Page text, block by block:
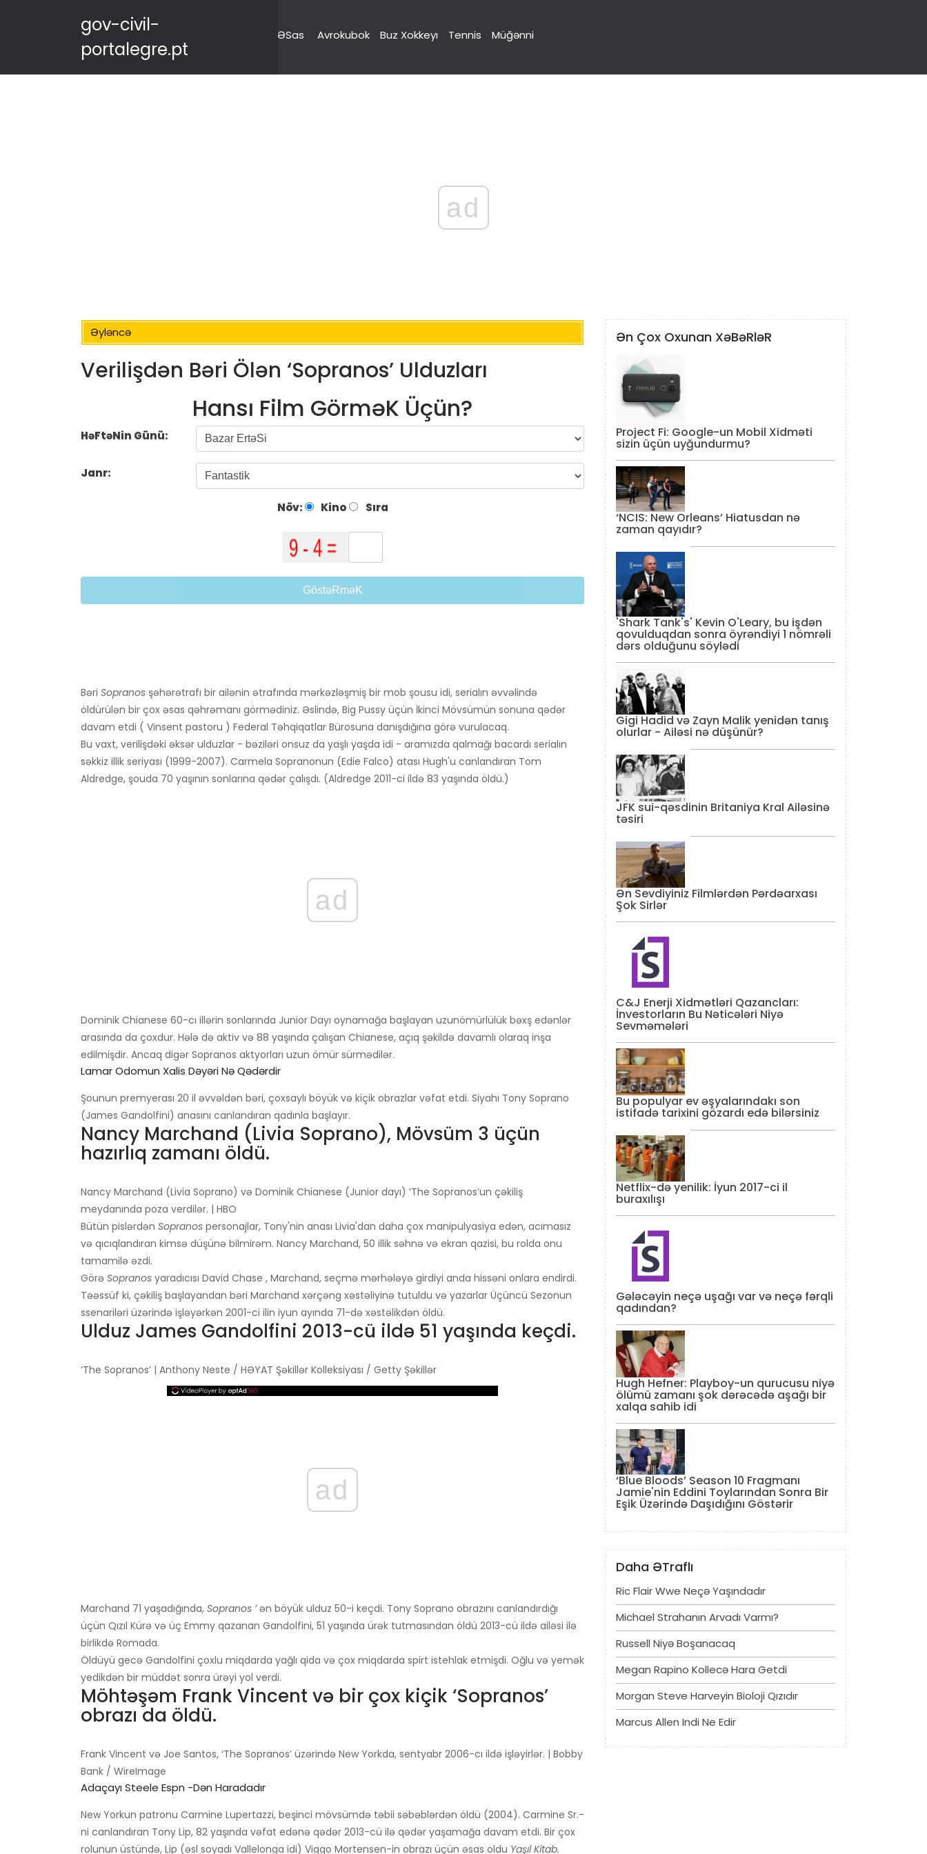
gov-civil-
portalegre.pt
ƏSas Avrokubok Buz Xokkeyı Tennis Müğənni
ad
Əyləncə
Verilişdən Bəri Ölən ‘Sopranos’ Ulduzları
Hansı Film GörməK Üçün?
HəFtəNin Günü:
Janr:
Növ: Kino Sıra
GöstəRməK
Bəri Sopranos şəhərətrafı bir ailənin ətrafında mərkəzləşmiş bir mob şousu idi, serialın əvvəlində
öldürülən bir çox əsas qəhrəmanı görmədiniz. Əslində, Big Pussy üçün İkinci Mövsümün sonuna qədər
davam etdi ( Vinsent pastoru ) Federal Təhqiqatlar Bürosuna danışdığına görə vurulacaq.
Bu vaxt, verilişdəki əksər ulduzlar - bəziləri onsuz da yaşlı yaşda idi - aramızda qalmağı bacardı serialın
səkkiz illik seriyası (1999-2007). Carmela Sopranonun (Edie Falco) atası Hugh'u canlandıran Tom
Aldredge, şouda 70 yaşının sonlarına qədər çalışdı. (Aldredge 2011-ci ildə 83 yaşında öldü.)
ad
Dominik Chianese 60-cı illərin sonlarında Junior Dayı oynamağa başlayan uzunömürlülük bəxş edənlər
arasında da çoxdur. Hələ də aktiv və 88 yaşında çalışan Chianese, açıq şəkildə davamlı olaraq inşa
edilmişdir. Ancaq digər Sopranos aktyorları uzun ömür sürmədilər.
Lamar Odomun Xalis Dəyəri Nə Qədərdir
Şounun premyerası 20 il əvvəldən bəri, çoxsaylı böyük və kiçik obrazlar vəfat etdi. Siyahı Tony Soprano
(James Gandolfini) anasını canlandıran qadınla başlayır.
Nancy Marchand (Livia Soprano), Mövsüm 3 üçün
hazırlıq zamanı öldü.
Nancy Marchand (Livia Soprano) və Dominik Chianese (Junior dayı) ‘The Sopranos’un çəkiliş
meydanında poza verdilər. | HBO
Bütün pislərdən Sopranos personajlar, Tony'nin anası Livia'dan daha çox manipulyasiya edən, acımasız
və qıcıqlandıran kimsə düşünə bilmirəm. Nancy Marchand, 50 illik səhnə və ekran qazisi, bu rolda onu
tamamilə əzdi.
Görə Sopranos yaradıcısı David Chase , Marchand, seçmə mərhələyə girdiyi anda hissəni onlara endirdi.
Təəssüf ki, çəkiliş başlayandan bəri Marchand xərçəng xəstəliyinə tutuldu və yazarlar Üçüncü Sezonun
ssenariləri üzərində işləyərkən 2001-ci ilin iyun ayında 71-də xəstəlikdən öldü.
Ulduz James Gandolfini 2013-cü ildə 51 yaşında keçdi.
‘The Sopranos’ | Anthony Neste / HƏYAT Şəkillər Kolleksiyası / Getty Şəkillər
ad
Marchand 71 yaşadığında, Sopranos ’ən böyük ulduz 50-i keçdi. Tony Soprano obrazını canlandırdığı
üçün Qızıl Kürə və üç Emmy qazanan Gandolfini, 51 yaşında ürək tutmasından öldü 2013-cü ildə ailəsi ilə
birlikdə Romada.
Öldüyü gecə Gandolfini çoxlu miqdarda yağlı qida və çox miqdarda spirt istehlak etmişdi. Oğlu və yemək
yedikdən bir müddət sonra ürəyi yol verdi.
Möhtəşəm Frank Vincent və bir çox kiçik ‘Sopranos’
obrazı da öldü.
Frank Vincent və Joe Santos, ‘The Sopranos’ üzərində New Yorkda, sentyabr 2006-cı ildə işləyirlər. | Bobby
Bank / WireImage
Adaçayı Steele Espn -dən Haradadır
New Yorkun patronu Carmine Lupertazzi, beşinci mövsümdə təbii səbəblərdən öldü (2004). Carmine Sr.-
ni canlandıran Tony Lip, 82 yaşında vəfat edənə qədər 2013-cü ilə qədər yaşamağa davam etdi. Bir çox
rolunun üstündə, Lip (əsl soyadı Vallelonga idi) Viggo Mortensen-in obrazı üçün əsas oldu Yaşıl Kitab.
Ən Çox Oxunan XəBəRləR
Project Fi: Google-un Mobil Xidməti
sizin üçün uyğundurmu?
‘NCIS: New Orleans’ Hiatusdan nə
zaman qayıdır?
'Shark Tank's' Kevin O'Leary, bu işdən
qovulduqdan sonra öyrəndiyi 1 nömrəli
dərs olduğunu söylədi
Gigi Hadid və Zayn Malik yenidən tanış
olurlar - Ailəsi nə düşünür?
JFK sui-qəsdinin Britaniya Kral Ailəsinə
təsiri
Ən Sevdiyiniz Filmlərdən Pərdəarxası
Şok Sirlər
C&J Enerji Xidmətləri Qazancları:
İnvestorların Bu Nəticələri Niyə
Sevməmələri
Bu populyar ev əşyalarındakı son
istifadə tarixini gözardı edə bilərsiniz
Netflix-də yenilik: İyun 2017-ci il
buraxılışı
Gələcəyin neçə uşağı var və neçə fərqli
qadından?
Hugh Hefner: Playboy-un qurucusu niyə
ölümü zamanı şok dərəcədə aşağı bir
xalqa sahib idi
‘Blue Bloods’ Season 10 Fragmanı
Jamie'nin Eddini Toylarından Sonra Bir
Eşik Üzərində Daşıdığını Göstərir
Daha ƏTraflı
Ric Flair Wwe Neçə Yaşındadır
Michael Strahanın Arvadı Varmı?
Russell Niyə Boşanacaq
Megan Rapino Kollecə Hara Getdi
Morgan Steve Harveyin Bioloji Qızıdır
Marcus Allen Indi Ne Edir